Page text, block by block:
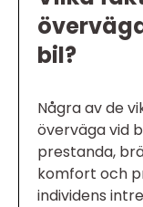
bil?
Några av de
överväga vid
prestanda,
komfort och
individens